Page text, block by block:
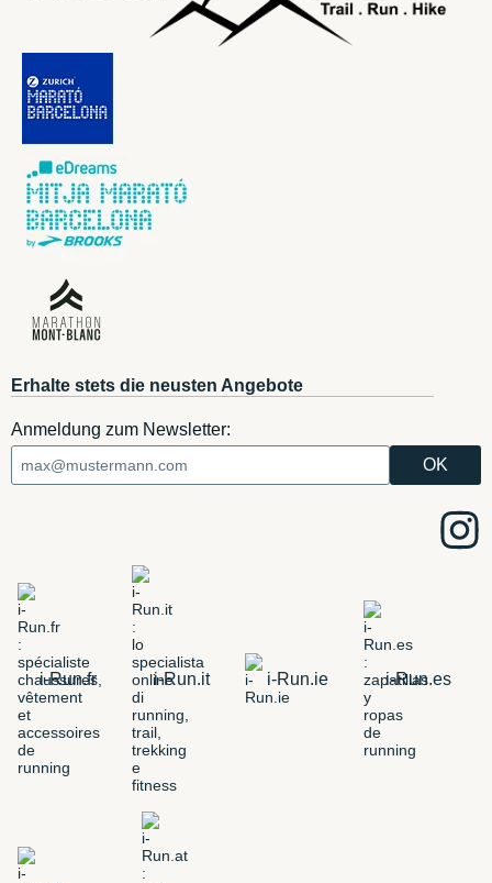
Erhalte stets die neusten Angebote
Anmeldung zum Newsletter:
i-Run.fr i-Run.it i-Run.ie i-Run.es